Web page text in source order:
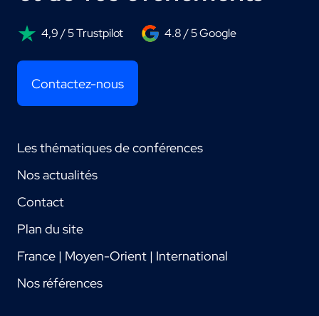
4,9 / 5 Trustpilot 4.8 / 5 Google
Contactez-nous
Les thématiques de conférences
Nos actualités
Contact
Plan du site
France | Moyen-Orient | International
Nos références